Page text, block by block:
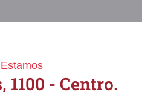
1100 - Centro.